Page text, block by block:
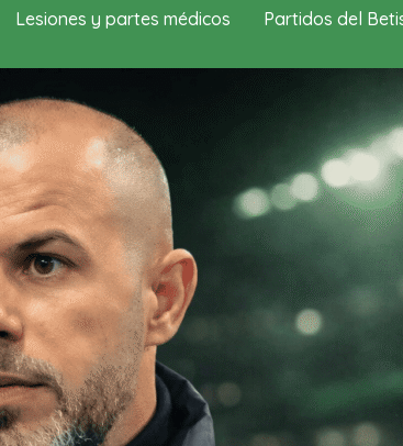
Lesiones y partes médicos Partidos del